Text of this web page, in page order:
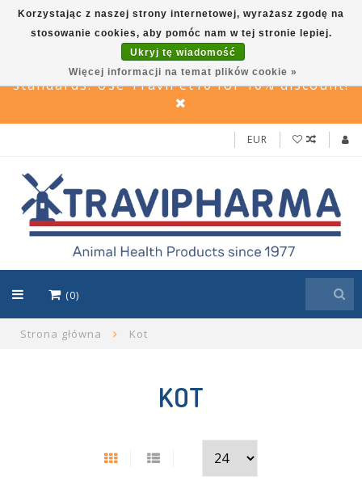
Travi Pet –Reliable care solutions for pets,
in line with Travipharma’s quality
standards. Use TraviPet10 for 10% discount!
EUR
(0)
Strona główna Kot
KOT
Korzystając z naszej strony internetowej, wyrażasz zgodę na
stosowanie cookies, aby pomóc nam w tej stronie lepiej.
Ukryj tę wiadomość
Więcej informacji na temat plików cookie »